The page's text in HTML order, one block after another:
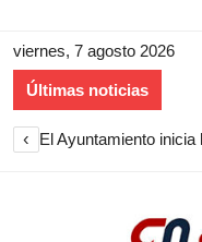
viernes, 7 agosto 2026
Últimas noticias
‹